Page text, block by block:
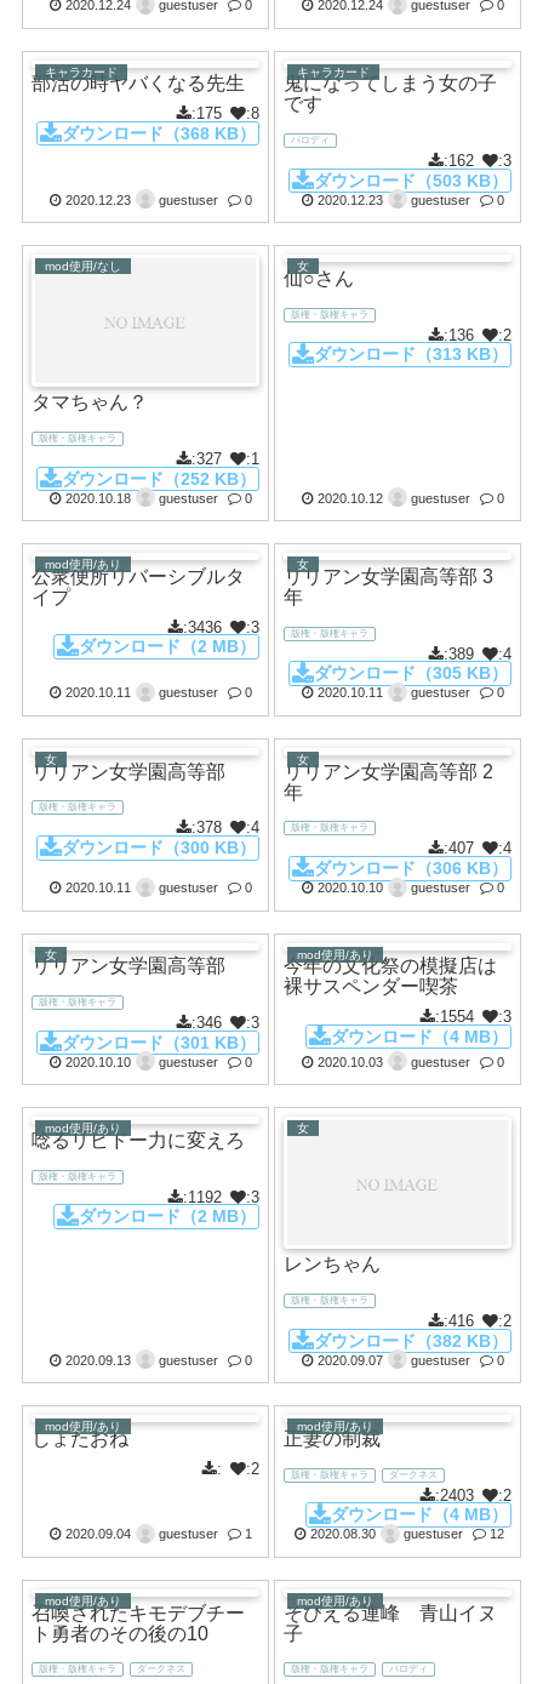
2020.12.24 guestuser 0 2020.12.24 guestuser 0
キャラカード
部活の時ヤバくなる先生
:175 :8
2020.12.23 guestuser 0
ダウンロード（368 KB）
キャラカード
鬼になってしまう女の子
です
パロディ
:162 :3
2020.12.23 guestuser 0
ダウンロード（503 KB）
mod使用/なし
タマちゃん？
版権・版権キャラ
:327 :1
2020.10.18 guestuser 0
ダウンロード（252 KB）
女
仙○さん
版権・版権キャラ
:136 :2
2020.10.12 guestuser 0
ダウンロード（313 KB）
mod使用/あり
公衆便所リバーシブルタ
イプ
:3436 :3
2020.10.11 guestuser 0
ダウンロード（2 MB）
女
リリアン女学園高等部 3
年
版権・版権キャラ
:389 :4
2020.10.11 guestuser 0
ダウンロード（305 KB）
女
リリアン女学園高等部
版権・版権キャラ
:378 :4
2020.10.11 guestuser 0
ダウンロード（300 KB）
女
リリアン女学園高等部 2
年
版権・版権キャラ
:407 :4
2020.10.10 guestuser 0
ダウンロード（306 KB）
女
リリアン女学園高等部
版権・版権キャラ
:346 :3
2020.10.10 guestuser 0
ダウンロード（301 KB）
mod使用/あり
今年の文化祭の模擬店は
裸サスペンダー喫茶
:1554 :3
2020.10.03 guestuser 0
ダウンロード（4 MB）
mod使用/あり
唸るリビドー力に変えろ
版権・版権キャラ
:1192 :3
2020.09.13 guestuser 0
ダウンロード（2 MB）
女
レンちゃん
版権・版権キャラ
:416 :2
2020.09.07 guestuser 0
ダウンロード（382 KB）
mod使用/あり
しょたおね
: :2
2020.09.04 guestuser 1
mod使用/あり
正妻の制裁
版権・版権キャラ ダークネス
:2403 :2
2020.08.30 guestuser 12
ダウンロード（4 MB）
mod使用/あり
召喚されたキモデブチー
ト勇者のその後の10
版権・版権キャラ
ダークネス
mod使用/あり
そびえる連峰 青山イヌ
子
版権・版権キャラ
パロディ